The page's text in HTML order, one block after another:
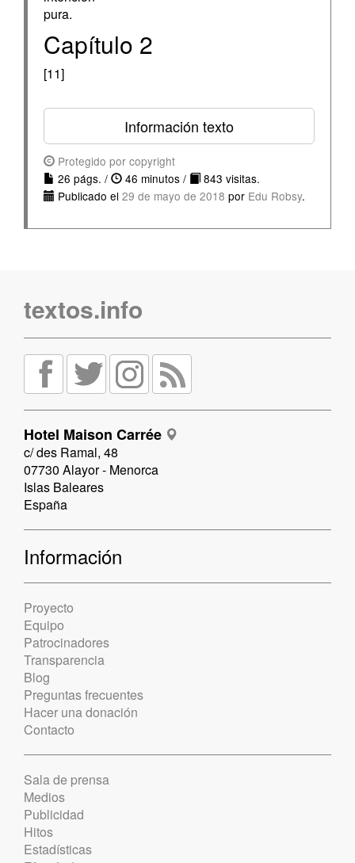
pura.
Capítulo 2
[11]
Información texto
Protegido por copyright
26 págs. /
46 minutos /
843 visitas.
Publicado el 29 de mayo de 2018 por Edu Robsy.
textos.info
Hotel Maison Carrée
c/ des Ramal, 48
07730 Alayor - Menorca
Islas Baleares
España
Información
Proyecto
Equipo
Patrocinadores
Transparencia
Blog
Preguntas frecuentes
Hacer una donación
Contacto
Sala de prensa
Medios
Publicidad
Hitos
Estadísticas